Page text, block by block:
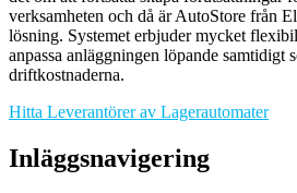
verksamheten och då är AutoStore från
lösning. Systemet erbjuder mycket
anpassa anläggningen löpande samtidigt
driftkostnaderna.
Hitta Leverantörer av Lagerautomater
Inläggsnavigering